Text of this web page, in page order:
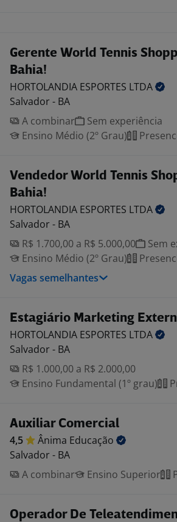
Gerente World Tennis
Bahia!
HORTOLANDIA ESPORTES LTDA
Salvador - BA
A combinar
Sem experiência
Ensino Médio (2º Grau)
Vendedor World Tennis
Bahia!
HORTOLANDIA ESPORTES LTDA
Salvador - BA
R$ 1.700,00 a R$ 5.000,00
Sem
Ensino Médio (2º Grau)
Vagas semelhantes
Estagiário Marketing
HORTOLANDIA ESPORTES LTDA
Salvador - BA
R$ 1.000,00 a R$ 2.000,00
Ensino Fundamental (1º grau)
Auxiliar Comercial
4,5 Ânima Educação
Salvador - BA
A combinar
Ensino Superior
Operador De